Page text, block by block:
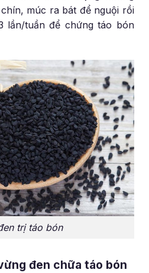
múc ra bát để nguội rồi
lần/tuần để chứng táo bón
trị táo bón
đen chữa táo bón